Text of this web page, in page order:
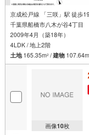
京成松戸線 「三咲」駅 徒歩
千葉県船橋市八木が谷4丁目
2009年4月（築18年）
4LDK / 地上2階
土地165.35m2 /建物 107.64m
画像10枚